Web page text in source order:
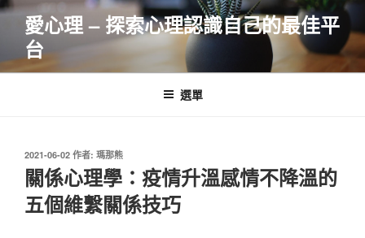
跳
要
愛心理 – 探索心理認識自己的最佳平
台
選單
發
佈
於
2021-06-02 作者: 瑪那熊
關係心理學：疫情升溫感情不降溫的
五個維繫關係技巧